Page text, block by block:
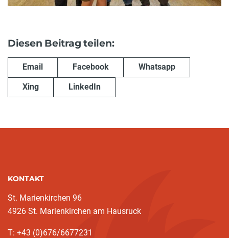
Diesen Beitrag teilen:
Email Facebook Whatsapp
Xing LinkedIn
KONTAKT
St. Marienkirchen 96
4926 St. Marienkirchen am Hausruck
T: +43 (0)676/6677231